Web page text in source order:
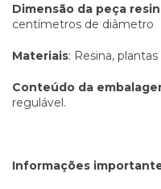
Dimensão da peça
centímetros de diâmetro
Materiais: Resina,
Conteúdo da
regulável.
Informações